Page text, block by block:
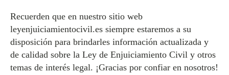
Recuerden que en nuestro sitio web
leyenjuiciamientocivil.es siempre estaremos a su
disposición para brindarles información actualizada y
de calidad sobre la Ley de Enjuiciamiento Civil y otros
temas de interés legal. ¡Gracias por confiar en nosotros!